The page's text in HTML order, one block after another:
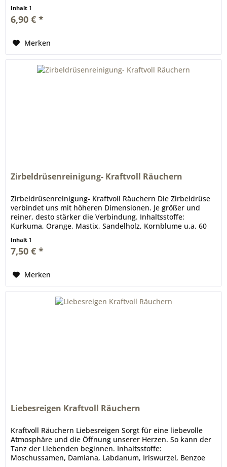
Inhalt 1
6,90 € *
Merken
Zirbeldrüsenreinigung- Kraftvoll Räuchern
Zirbeldrüsenreinigung- Kraftvoll Räuchern Die Zirbeldrüse
verbindet uns mit höheren Dimensionen. Je größer und
reiner, desto stärker die Verbindung. Inhaltsstoffe:
Kurkuma, Orange, Mastix, Sandelholz, Kornblume u.a. 60
Inhalt 1
7,50 € *
Merken
Liebesreigen Kraftvoll Räuchern
Kraftvoll Räuchern Liebesreigen Sorgt für eine liebevolle
Atmosphäre und die Öffnung unserer Herzen. So kann der
Tanz der Liebenden beginnen. Inhaltsstoffe:
Moschussamen, Damiana, Labdanum, Iriswurzel, Benzoe